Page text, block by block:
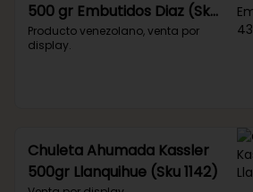
500 gr Embutidos Diaz (Sku
434)
Producto venezolano, venta por
display.
Chuleta Ahumada Kassler
500gr Llanquihue (Sku 1142)